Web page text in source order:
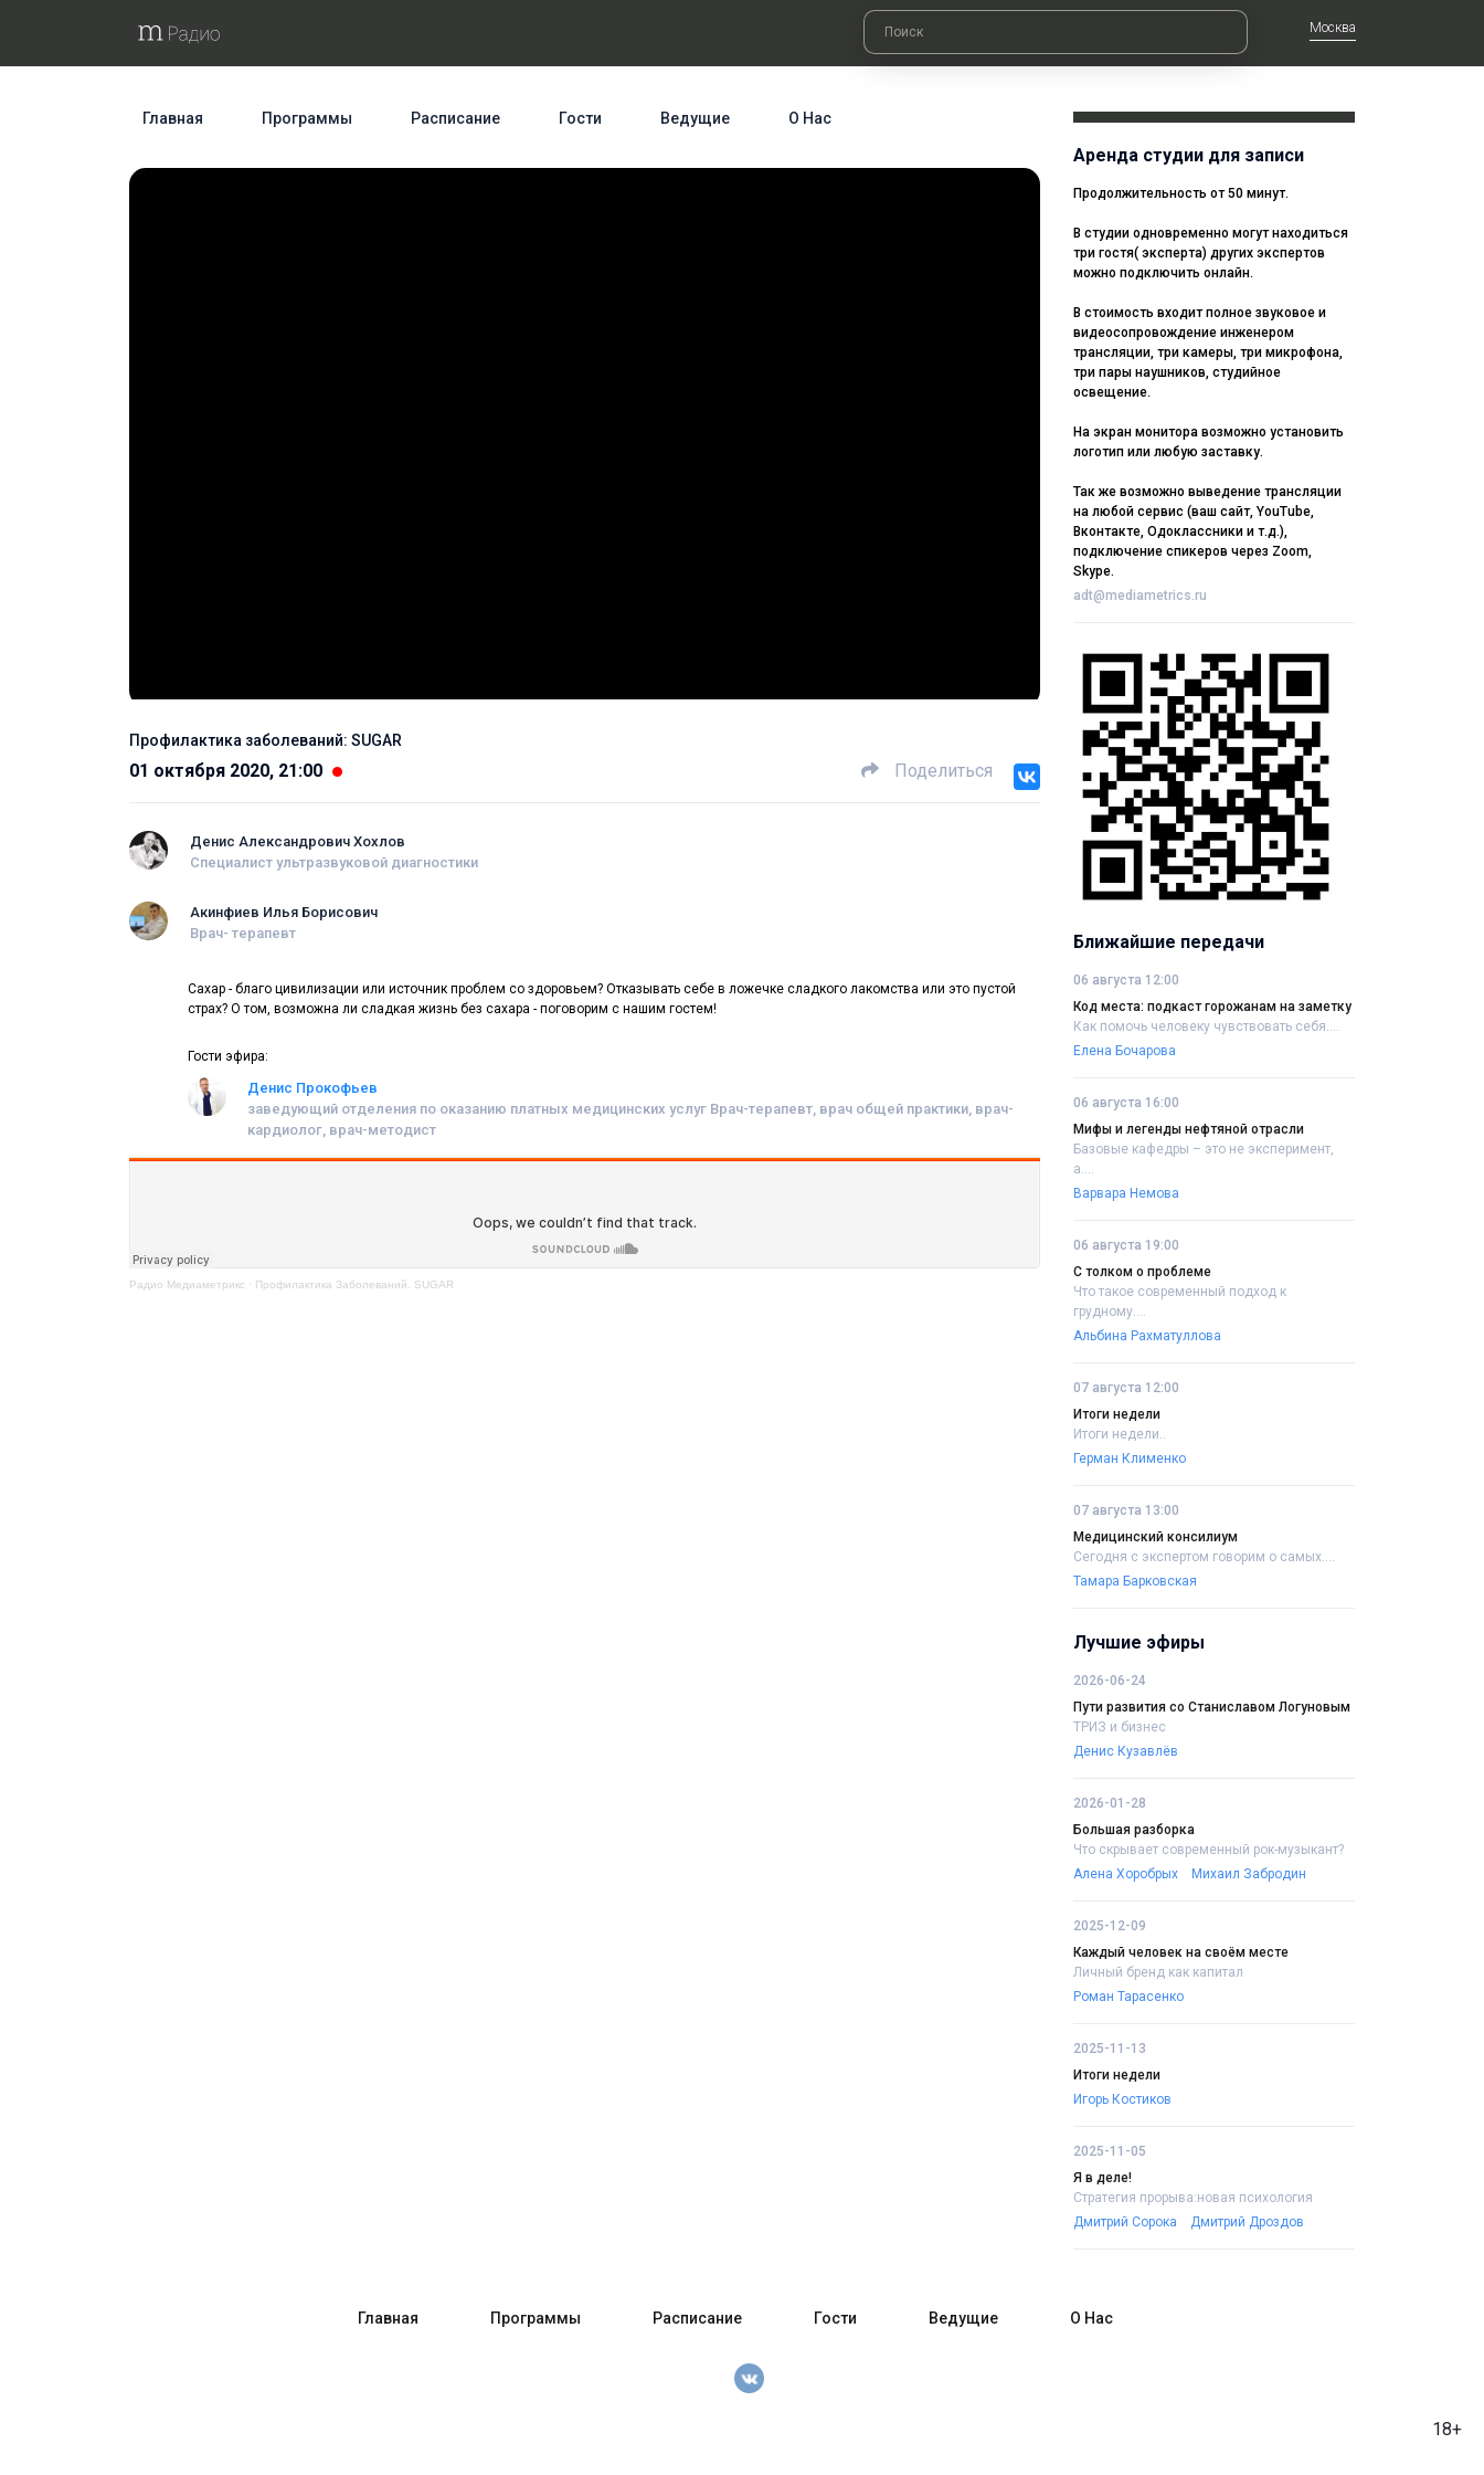
Москва
Главная Программы Расписание Гости Ведущие О Нас
Профилактика заболеваний: SUGAR
01 октября 2020, 21:00 Поделиться
Денис Александрович Хохлов
Специалист ультразвуковой диагностики
Акинфиев Илья Борисович
Врач- терапевт
Сахар - благо цивилизации или источник проблем со здоровьем? Отказывать себе в ложечке сладкого лакомства или это пустой
страх? О том, возможна ли сладкая жизнь без сахара - поговорим с нашим гостем!
Гости эфира:
Денис Прокофьев
заведующий отделения по оказанию платных медицинских услуг Врач-терапевт, врач общей практики, врач-
кардиолог, врач-методист
Радио Медиаметрикс · Профилактика Заболеваний. SUGAR
Аренда студии для записи
Продолжительность от 50 минут.
В студии одновременно могут находиться
три гостя( эксперта) других экспертов
можно подключить онлайн.
В стоимость входит полное звуковое и
видеосопровождение инженером
трансляции, три камеры, три микрофона,
три пары наушников, студийное
освещение.
На экран монитора возможно установить
логотип или любую заставку.
Так же возможно выведение трансляции
на любой сервис (ваш сайт, YouTube,
Вконтакте, Одоклассники и т.д.),
подключение спикеров через Zoom,
Skype.
adt@mediametrics.ru
Ближайшие передачи
06 августа 12:00
Код места: подкаст горожанам на заметку
Как помочь человеку чувствовать себя....
Елена Бочарова
06 августа 16:00
Мифы и легенды нефтяной отрасли
Базовые кафедры – это не эксперимент,
а....
Варвара Немова
06 августа 19:00
С толком о проблеме
Что такое современный подход к
грудному....
Альбина Рахматуллова
07 августа 12:00
Итоги недели
Итоги недели..
Герман Клименко
07 августа 13:00
Медицинский консилиум
Сегодня с экспертом говорим о самых....
Тамара Барковская
Лучшие эфиры
2026-06-24
Пути развития со Станиславом Логуновым
ТРИЗ и бизнес
Денис Кузавлёв
2026-01-28
Большая разборка
Что скрывает современный рок-музыкант?
Алена Хоробрых
Михаил Забродин
2025-12-09
Каждый человек на своём месте
Личный бренд как капитал
Роман Тарасенко
2025-11-13
Итоги недели
Игорь Костиков
2025-11-05
Я в деле!
Стратегия прорыва:новая психология
Дмитрий Сорока
Дмитрий Дроздов
18+
Главная Программы Расписание Гости Ведущие О Нас